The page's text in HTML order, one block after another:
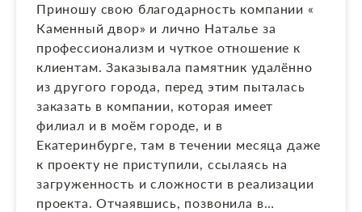
приятно работать с Натальей, с человеком
который располагает к себе, и не заставит
в итоге Вас разочароваться. Сейчас редко,
когда делаешь заказ и получаешь именно
то, что нужно. Работы сделаны
качественно, огромная благодарность
мастерам. Ещё раз спасибо! На Дальнем
Востоке я 2 года не могла найти
исполнителя на макет заказа, а Наталья
взялась. Рекомендую! Анжелика
Приношу свою благодарность компании «
Каменный двор» и лично Наталье за
профессионализм и чуткое отношение к
клиентам. Заказывала памятник удалённо
из другого города, перед этим пыталась
заказать в компании, которая имеет
филиал и в моём городе, и в
Екатеринбурге, там в течении месяца даже
к проекту не приступили, ссылаясь на
загруженность и сложности в реализации
проекта. Отчаявшись, позвонила в